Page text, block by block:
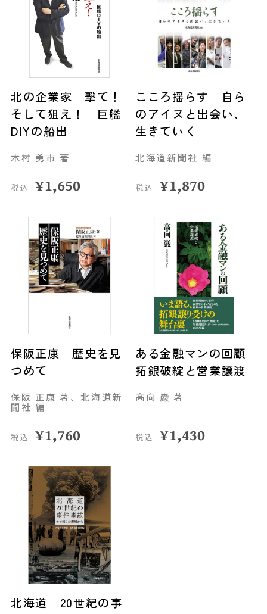
北の企業家 撃て！
そして狙え！ 巨艦
DIYの船出
木村 勇市 著
税込 ¥1,650
こころ揺らす 自ら
のアイヌと出会い、
生きていく
北海道新聞社 編
税込 ¥1,870
保阪正康 歴史を見
つめて
保阪 正康 著、北海道新
聞社 編
税込 ¥1,760
ある金融マンの回顧
拓銀破綻と営業譲渡
高向 巌 著
税込 ¥1,430
北海道 20世紀の事